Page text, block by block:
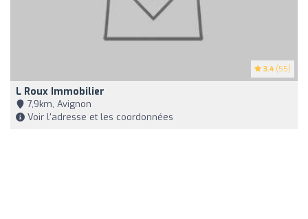
3.4 (55)
L Roux Immobilier
7,9km, Avignon
Voir l'adresse et les coordonnées